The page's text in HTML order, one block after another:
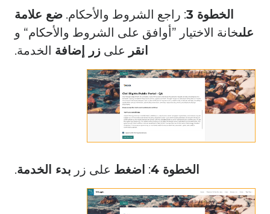
الخطوة 3 : راجع الشروط والأحكام. ضع علامة
علىخانة الاختيار ”أوافق على الشروط والأحكام“ و
انقر على زر إضافة الخدمة.
الخطوة 4 : اضغط على زر بدء الخدمة.